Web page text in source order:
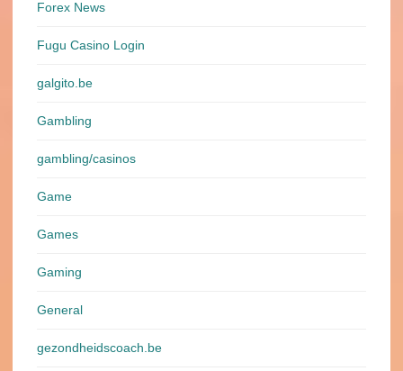
Forex News
Fugu Casino Login
galgito.be
Gambling
gambling/casinos
Game
Games
Gaming
General
gezondheidscoach.be